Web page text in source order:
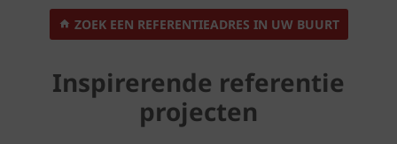
ZOEK EEN REFERENTIEADRES IN UW BUURT
Inspirerende referentie
projecten